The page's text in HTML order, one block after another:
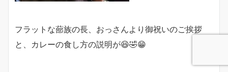
フラットな蔀族の長、おっさんより御祝いのご挨拶
と、カレーの食し方の説明が😆🤣😁